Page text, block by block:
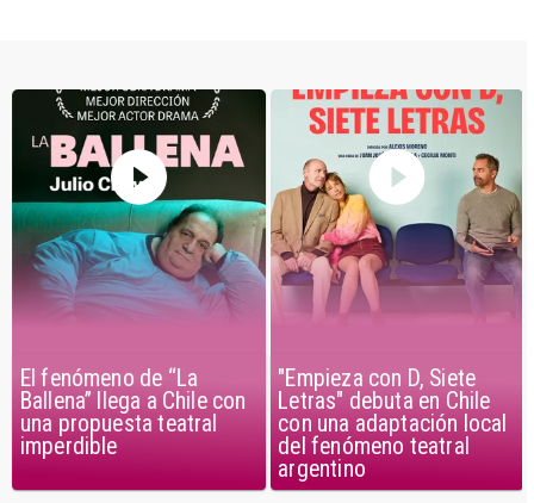
El fenómeno de “La
Ballena” llega a Chile con
una propuesta teatral
imperdible
"Empieza con D, Siete
Letras" debuta en Chile
con una adaptación local
del fenómeno teatral
argentino